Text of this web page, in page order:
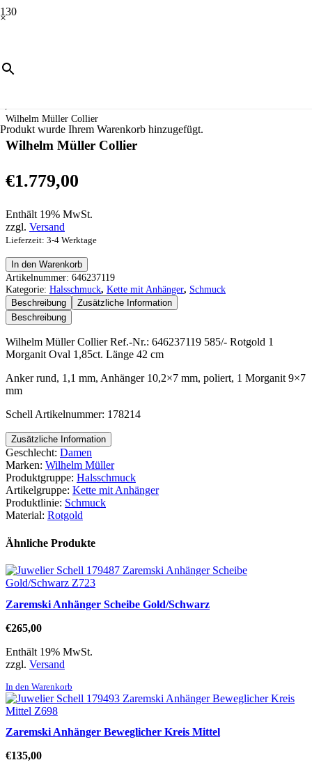
×
Produkt wurde Ihrem Warenkorb hinzugefügt.
Halsschmuck
/
Wilhelm Müller Collier
Wilhelm Müller Collier
€1.779,00
Enthält 19% MwSt.
zzgl. Versand
Lieferzeit: 3-4 Werktage
Wilhelm
Müller
Collier
Menge
In den Warenkorb
Artikelnummer: 646237119
Kategorie: Halsschmuck, Kette mit Anhänger, Schmuck
Beschreibung
Zusätzliche Information
Beschreibung
Wilhelm Müller Collier Ref.-Nr.: 646237119 585/- Rotgold 1
Morganit Oval 1,85ct. Länge 42 cm
Anker rund, 1,1 mm, Anhänger 10,2×7 mm, poliert, 1 Morganit 9×7
mm
Schell Artikelnummer: 178214
Zusätzliche Information
Geschlecht: Damen
Marken: Wilhelm Müller
Produktgruppe: Halsschmuck
Artikelgruppe: Kette mit Anhänger
Produktlinie: Schmuck
Material: Rotgold
Ähnliche Produkte
Zaremski Anhänger Scheibe Gold/Schwarz
€265,00
Enthält 19% MwSt.
zzgl. Versand
In den Warenkorb
Zaremski Anhänger Beweglicher Kreis Mittel
€135,00